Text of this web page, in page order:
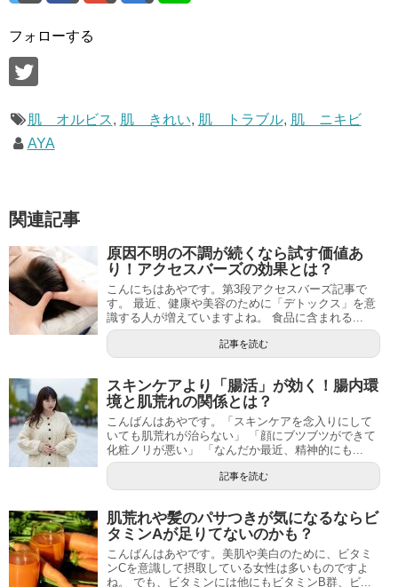
フォローする
肌 オルビス, 肌 きれい, 肌 トラブル, 肌 ニキビ
AYA
関連記事
原因不明の不調が続くなら試す価値あ
り！アクセスバーズの効果とは？
こんにちはあやです。第3段アクセスバーズ記事で
す。 最近、健康や美容のために「デトックス」を意
識する人が増えていますよね。 食品に含まれる...
記事を読む
スキンケアより「腸活」が効く！腸内環
境と肌荒れの関係とは？
こんばんはあやです。「スキンケアを念入りにして
いても肌荒れが治らない」 「顔にブツブツができて
化粧ノリが悪い」 「なんだか最近、精神的にも...
記事を読む
肌荒れや髪のパサつきが気になるならビ
タミンAが足りてないのかも？
こんばんはあやです。美肌や美白のために、ビタミ
ンCを意識して摂取している女性は多いものですよ
ね。 でも、ビタミンには他にもビタミンB群、ビ...